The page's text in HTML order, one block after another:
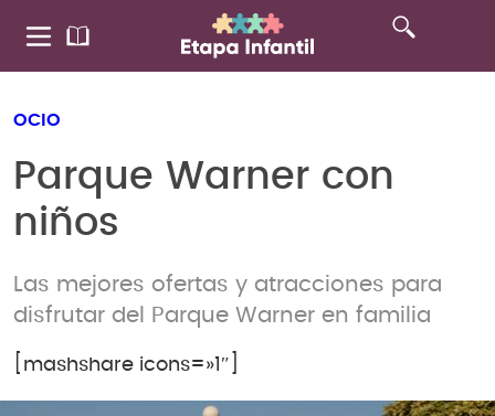
OCIO
Parque Warner con
niños
Las mejores ofertas y atracciones para
disfrutar del Parque Warner en familia
[mashshare icons=»1″]